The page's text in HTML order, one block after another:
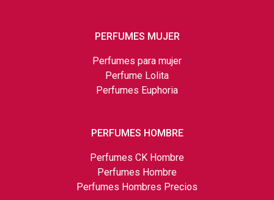
PERFUMES MUJER
Perfumes para mujer
Perfume Lolita
Perfumes Euphoria
PERFUMES HOMBRE
Perfumes CK Hombre
Perfumes Hombre
Perfumes Hombres Precios